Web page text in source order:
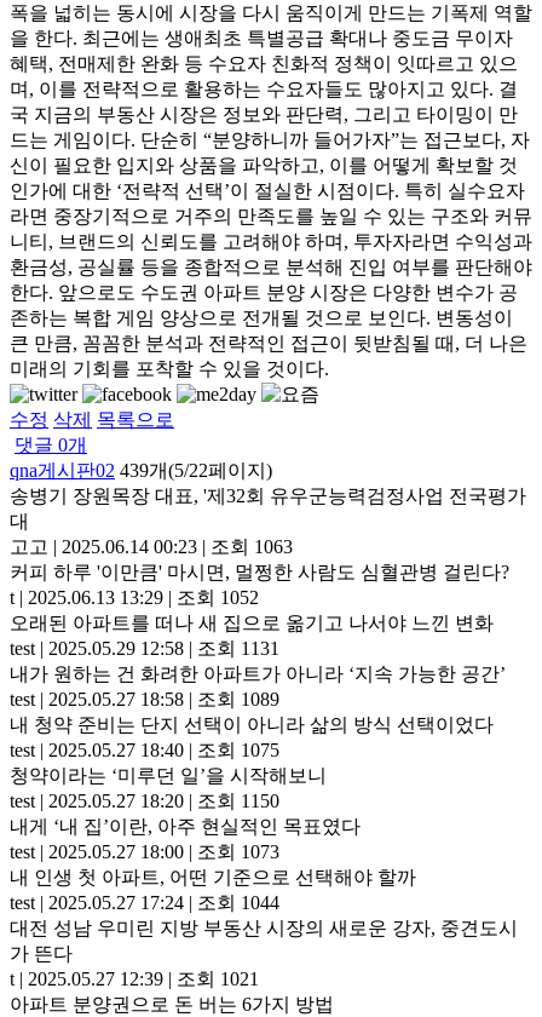
폭을 넓히는 동시에 시장을 다시 움직이게 만드는 기폭제 역할
을 한다. 최근에는 생애최초 특별공급 확대나 중도금 무이자
혜택, 전매제한 완화 등 수요자 친화적 정책이 잇따르고 있으
며, 이를 전략적으로 활용하는 수요자들도 많아지고 있다. 결
국 지금의 부동산 시장은 정보와 판단력, 그리고 타이밍이 만
드는 게임이다. 단순히 “분양하니까 들어가자”는 접근보다, 자
신이 필요한 입지와 상품을 파악하고, 이를 어떻게 확보할 것
인가에 대한 ‘전략적 선택’이 절실한 시점이다. 특히 실수요자
라면 중장기적으로 거주의 만족도를 높일 수 있는 구조와 커뮤
니티, 브랜드의 신뢰도를 고려해야 하며, 투자자라면 수익성과
환금성, 공실률 등을 종합적으로 분석해 진입 여부를 판단해야
한다. 앞으로도 수도권 아파트 분양 시장은 다양한 변수가 공
존하는 복합 게임 양상으로 전개될 것으로 보인다. 변동성이
큰 만큼, 꼼꼼한 분석과 전략적인 접근이 뒷받침될 때, 더 나은
미래의 기회를 포착할 수 있을 것이다.
수정 삭제 목록으로
댓글 0개
qna게시판02 439개(5/22페이지)
송병기 장원목장 대표, '제32회 유우군능력검정사업 전국평가
대
고고 | 2025.06.14 00:23 | 조회 1063
커피 하루 '이만큼' 마시면, 멀쩡한 사람도 심혈관병 걸린다?
t | 2025.06.13 13:29 | 조회 1052
오래된 아파트를 떠나 새 집으로 옮기고 나서야 느낀 변화
test | 2025.05.29 12:58 | 조회 1131
내가 원하는 건 화려한 아파트가 아니라 ‘지속 가능한 공간’
test | 2025.05.27 18:58 | 조회 1089
내 청약 준비는 단지 선택이 아니라 삶의 방식 선택이었다
test | 2025.05.27 18:40 | 조회 1075
청약이라는 ‘미루던 일’을 시작해보니
test | 2025.05.27 18:20 | 조회 1150
내게 ‘내 집’이란, 아주 현실적인 목표였다
test | 2025.05.27 18:00 | 조회 1073
내 인생 첫 아파트, 어떤 기준으로 선택해야 할까
test | 2025.05.27 17:24 | 조회 1044
대전 성남 우미린 지방 부동산 시장의 새로운 강자, 중견도시
가 뜬다
t | 2025.05.27 12:39 | 조회 1021
아파트 분양권으로 돈 버는 6가지 방법